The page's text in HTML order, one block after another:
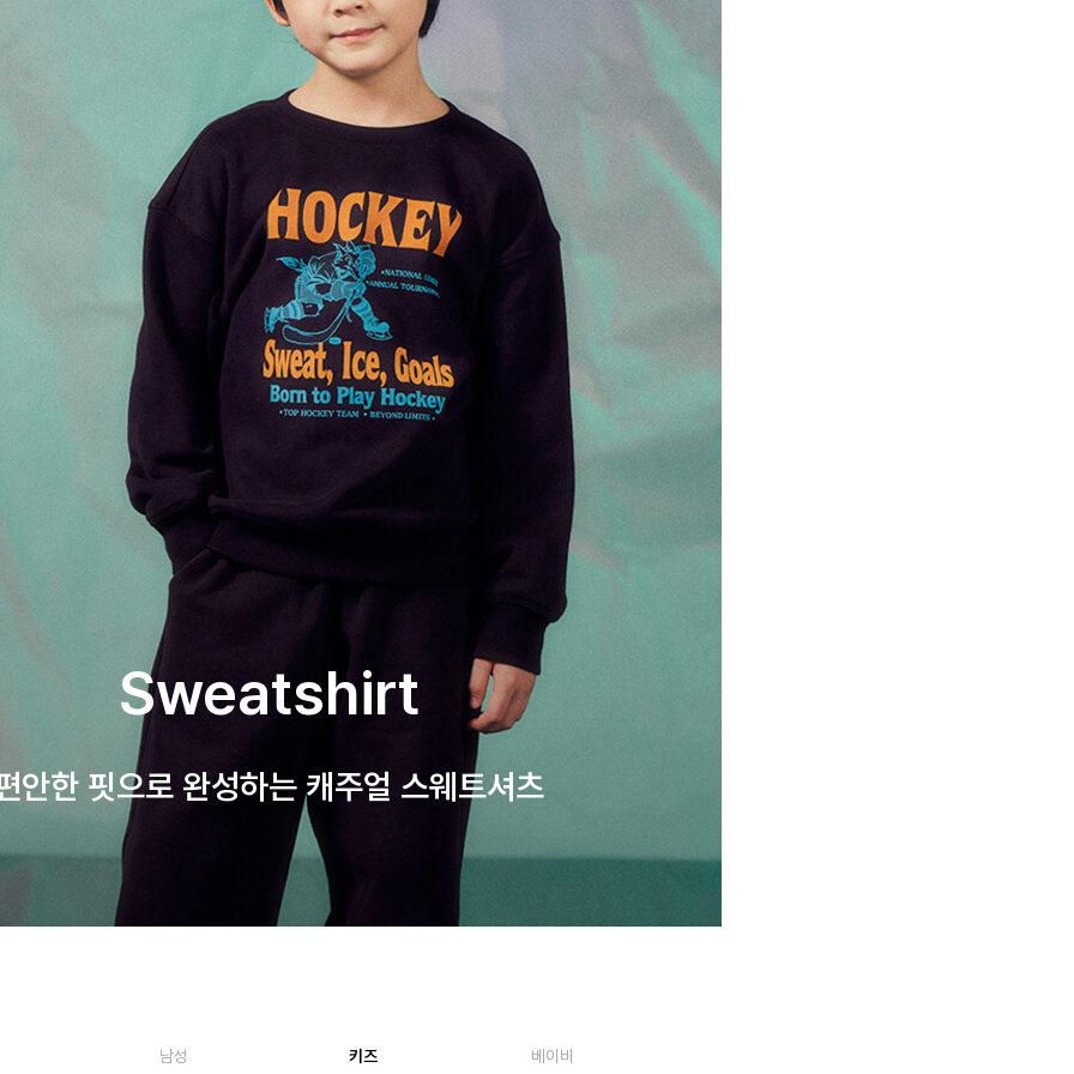
Sweatshirt
안한 핏으로 완성하는 캐주얼 스웨트셔츠
남성 키즈 베이비